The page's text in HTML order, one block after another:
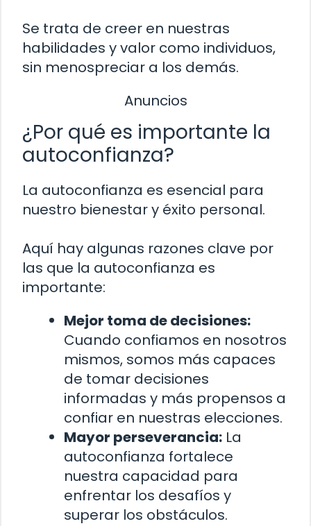
Se trata de creer en nuestras
habilidades y valor como individuos,
sin menospreciar a los demás.
Anuncios
¿Por qué es importante la
autoconfianza?
La autoconfianza es esencial para
nuestro bienestar y éxito personal.
Aquí hay algunas razones clave por
las que la autoconfianza es
importante:
Mejor toma de decisiones:
Cuando confiamos en nosotros
mismos, somos más capaces
de tomar decisiones
informadas y más propensos a
confiar en nuestras elecciones.
Mayor perseverancia: La
autoconfianza fortalece
nuestra capacidad para
enfrentar los desafíos y
superar los obstáculos.